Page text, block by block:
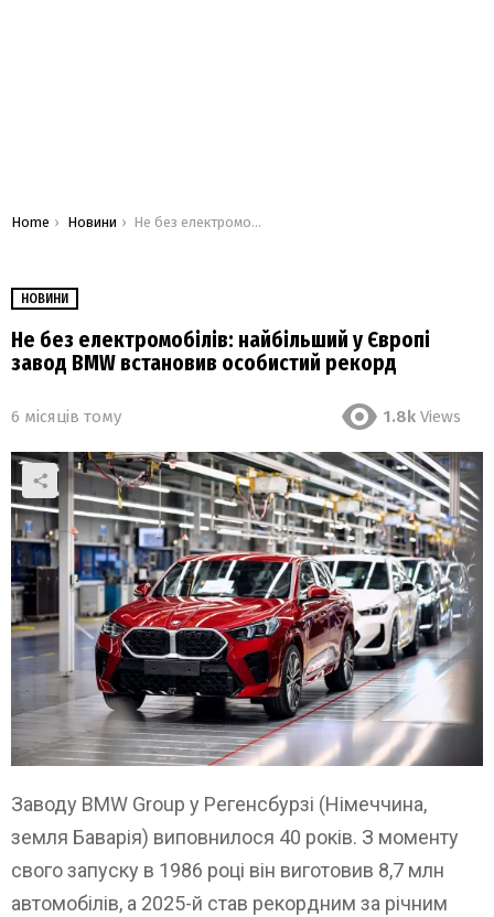
You are here:
Home Новини Не без електромобілів: найбільший у Європі завод BMW встановив особистий рекорд
НОВИНИ
Не без електромобілів: найбільший у Європі
завод BMW встановив особистий рекорд
6 місяців тому 1.8k Views
Заводу BMW Group у Регенсбурзі (Німеччина,
земля Баварія) виповнилося 40 років. З моменту
свого запуску в 1986 році він виготовив 8,7 млн ​​
автомобілів, а 2025-й став рекордним за річним